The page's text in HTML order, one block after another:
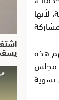
لأنها
هذه
مجلس
في تسوية